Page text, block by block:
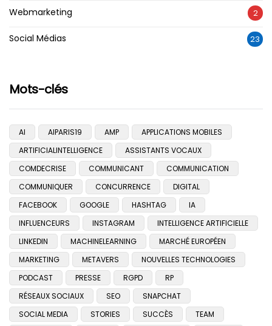
Webmarketing 2
Social Médias 23
Mots-clés
AI AIPARIS19 AMP
APPLICATIONS MOBILES
ARTIFICIALINTELLIGENCE
ASSISTANTS VOCAUX
COMDECRISE
COMMUNICANT
COMMUNICATION
COMMUNIQUER
CONCURRENCE
DIGITAL
FACEBOOK
GOOGLE HASHTAG
IA
INFLUENCEURS
INSTAGRAM
INTELLIGENCE ARTIFICIELLE
LINKEDIN
MACHINELEARNING
MARCHÉ EUROPÉEN
MARKETING
METAVERS
NOUVELLES TECHNOLOGIES
PODCAST
PRESSE RGPD
RP
RÉSEAUX SOCIAUX
SEO
SNAPCHAT
SOCIAL MEDIA
STORIES SUCCÈS TEAM